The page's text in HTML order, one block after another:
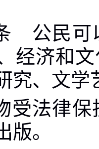
公民可
经济和
究、文
受法律
版。